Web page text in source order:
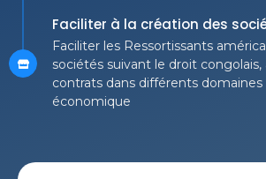
Faciliter à la création des
Faciliter les Ressortissants
sociétés suivant le droit congolais,
contrats dans différents domaines
économique